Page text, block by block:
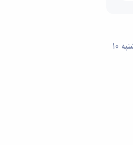
به استحضار می رساند جلسه پرسش و پاسخ دانشجویان با هیات رئیسه محترم دانشکده مهندسی به مناسبت هفته آموزش در تاریخ یکشنبه 10